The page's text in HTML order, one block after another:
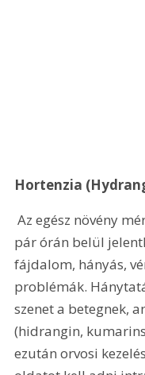
Hortenzia
Az egész növény mérgező, elfogyasztását követően
pár órán belül
fájdalom, hányás,
problémák.
szenet a betegnek,
(hidrangin,
ezután orvosi